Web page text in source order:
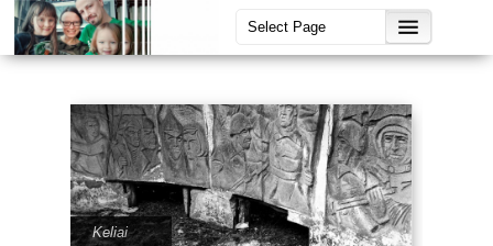
Keliai